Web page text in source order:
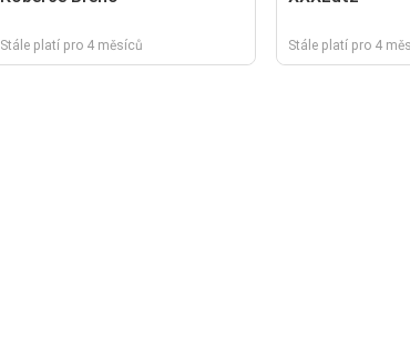
Stále platí pro 4 měsíců Stále platí pro 4